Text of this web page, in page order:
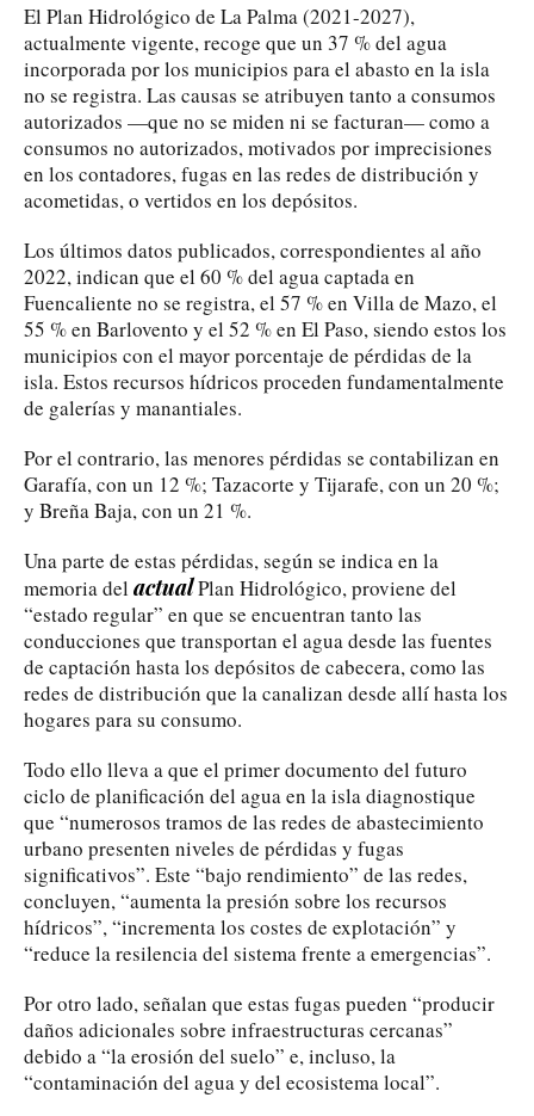
El Plan Hidrológico de La Palma (2021-2027),
actualmente vigente, recoge que un 37 % del agua
incorporada por los municipios para el abasto en la isla
no se registra. Las causas se atribuyen tanto a consumos
autorizados —que no se miden ni se facturan— como a
consumos no autorizados, motivados por imprecisiones
en los contadores, fugas en las redes de distribución y
acometidas, o vertidos en los depósitos.
Los últimos datos publicados, correspondientes al año
2022, indican que el 60 % del agua captada en
Fuencaliente no se registra, el 57 % en Villa de Mazo, el
55 % en Barlovento y el 52 % en El Paso, siendo estos los
municipios con el mayor porcentaje de pérdidas de la
isla. Estos recursos hídricos proceden fundamentalmente
de galerías y manantiales.
Por el contrario, las menores pérdidas se contabilizan en
Garafía, con un 12 %; Tazacorte y Tijarafe, con un 20 %;
y Breña Baja, con un 21 %.
Una parte de estas pérdidas, según se indica en la
memoria del actualPlan Hidrológico, proviene del
“estado regular” en que se encuentran tanto las
conducciones que transportan el agua desde las fuentes
de captación hasta los depósitos de cabecera, como las
redes de distribución que la canalizan desde allí hasta los
hogares para su consumo.
Todo ello lleva a que el primer documento del futuro
ciclo de planificación del agua en la isla diagnostique
que “numerosos tramos de las redes de abastecimiento
urbano presenten niveles de pérdidas y fugas
significativos”. Este “bajo rendimiento” de las redes,
concluyen, “aumenta la presión sobre los recursos
hídricos”, “incrementa los costes de explotación” y
“reduce la resilencia del sistema frente a emergencias”.
Por otro lado, señalan que estas fugas pueden “producir
daños adicionales sobre infraestructuras cercanas”
debido a “la erosión del suelo” e, incluso, la
“contaminación del agua y del ecosistema local”.